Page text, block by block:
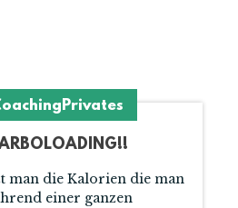
Privates
man die Kalorien die man
einer ganzen